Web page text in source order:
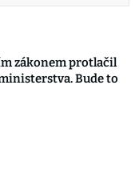
zákonem protlačil
Bude to